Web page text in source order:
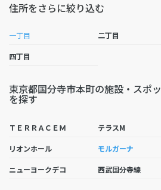
住所をさらに絞り込む
一丁目 二丁目
四丁目
東京都国分寺市本町の施設・スポ
を探す
ＴＥＲＲＡＣＥＭ テラスM
リオンホール モルガーナ
ニューヨークデコ 西武国分寺線